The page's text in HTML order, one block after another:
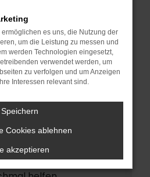
Firewall und deine
zum Beispiel
wie
das Laden
verhindern.
Seite in einem anderen
einem privaten Fenster?
neu.
es uns, die Nutzung der
um die Leistung zu messen und
werden Technologien eingesetzt,
verwendet werden, um
zu verfolgen und um Anzeigen
Interessen relevant sind.
Speichern
Cookies ablehnen
akzeptieren